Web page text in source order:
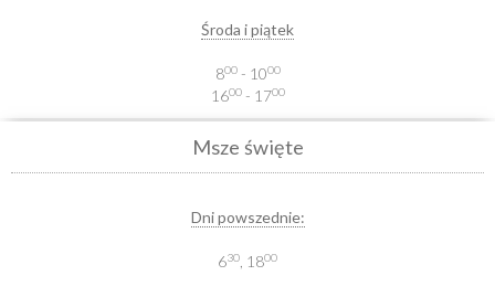
Środa i piątek
800- 1000
1600- 1700
Msze święte
Dni powszednie:
630 , 1800